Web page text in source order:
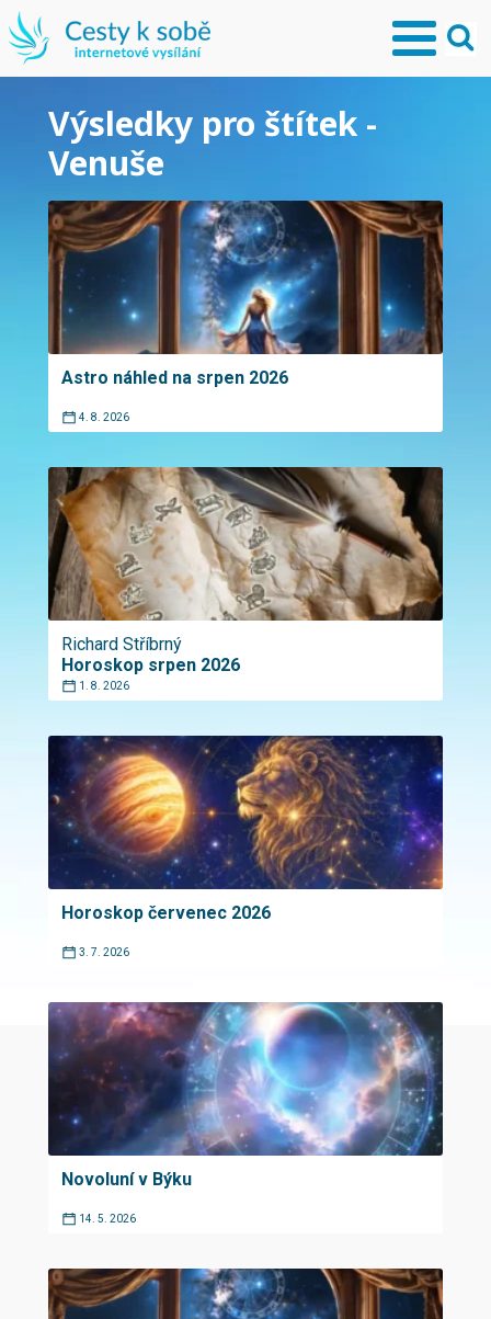
Výsledky pro štítek -
Venuše
Astro náhled na srpen 2026
4. 8. 2026
Richard Stříbrný
Horoskop srpen 2026
1. 8. 2026
Horoskop červenec 2026
3. 7. 2026
Novoluní v Býku
14. 5. 2026